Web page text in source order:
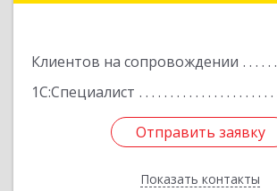
Клиентов на сопровождении
1С:Специалист
Отправить заявку
Показать контакты
Отправить заявку
Назад